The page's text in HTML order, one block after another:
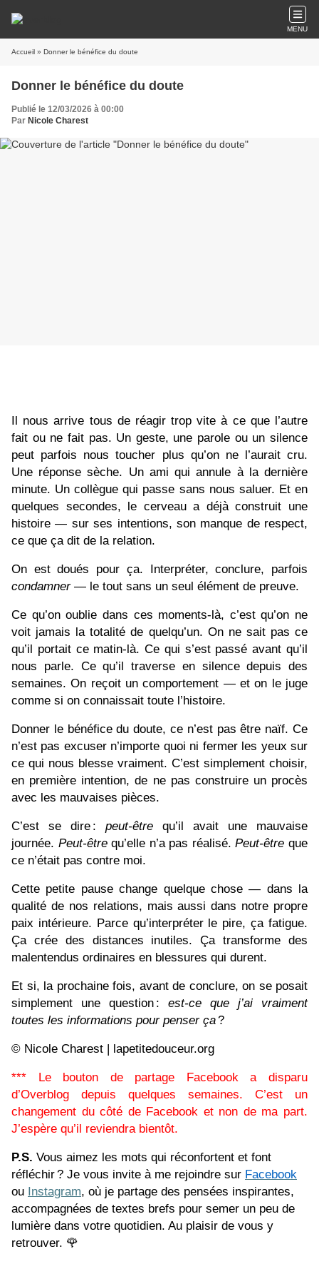
MENU
Accueil » Donner le bénéfice du doute
Donner le bénéfice du doute
Publié le 12/03/2026 à 00:00
Par Nicole Charest
Il nous arrive tous de réagir trop vite à ce que l’autre
fait ou ne fait pas. Un geste, une parole ou un silence
peut parfois nous toucher plus qu’on ne l’aurait cru.
Une réponse sèche. Un ami qui annule à la dernière
minute. Un collègue qui passe sans nous saluer. Et en
quelques secondes, le cerveau a déjà construit une
histoire — sur ses intentions, son manque de respect,
ce que ça dit de la relation.
On est doués pour ça. Interpréter, conclure, parfois
condamner— le tout sans un seul élément de preuve.
Ce qu’on oublie dans ces moments‑là, c’est qu’on ne
voit jamais la totalité de quelqu’un. On ne sait pas ce
qu’il portait ce matin‑là. Ce qui s’est passé avant qu’il
nous parle. Ce qu’il traverse en silence depuis des
semaines. On reçoit un comportement — et on le juge
comme si on connaissait toute l’histoire.
Donner le bénéfice du doute, ce n’est pas être naïf. Ce
n’est pas excuser n’importe quoi ni fermer les yeux sur
ce qui nous blesse vraiment. C’est simplement choisir,
en première intention, de ne pas construire un procès
avec les mauvaises pièces.
C’est se dire : peut‑être qu’il avait une mauvaise
journée. Peut‑êtrequ’elle n’a pas réalisé.Peut‑être que
ce n’était pas contre moi.
Cette petite pause change quelque chose — dans la
qualité de nos relations, mais aussi dans notre propre
paix intérieure. Parce qu’interpréter le pire, ça fatigue.
Ça crée des distances inutiles. Ça transforme des
malentendus ordinaires en blessures qui durent.
Et si, la prochaine fois, avant de conclure, on se posait
simplement une question : est‑ce que j’ai vraiment
toutes les informations pour penser ça?
© Nicole Charest | lapetitedouceur.org
*** Le bouton de partage Facebook a disparu
d’Overblog depuis quelques semaines. C’est un
changement du côté de Facebook et non de ma part.
J’espère qu’il reviendra bientôt.
P.S. Vous aimez les mots qui réconfortent et font
réfléchir ? Je vous invite à me rejoindre sur Facebook
ou Instagram, où je partage des pensées inspirantes,
accompagnées de textes brefs pour semer un peu de
lumière dans votre quotidien. Au plaisir de vous y
retrouver. 🌹